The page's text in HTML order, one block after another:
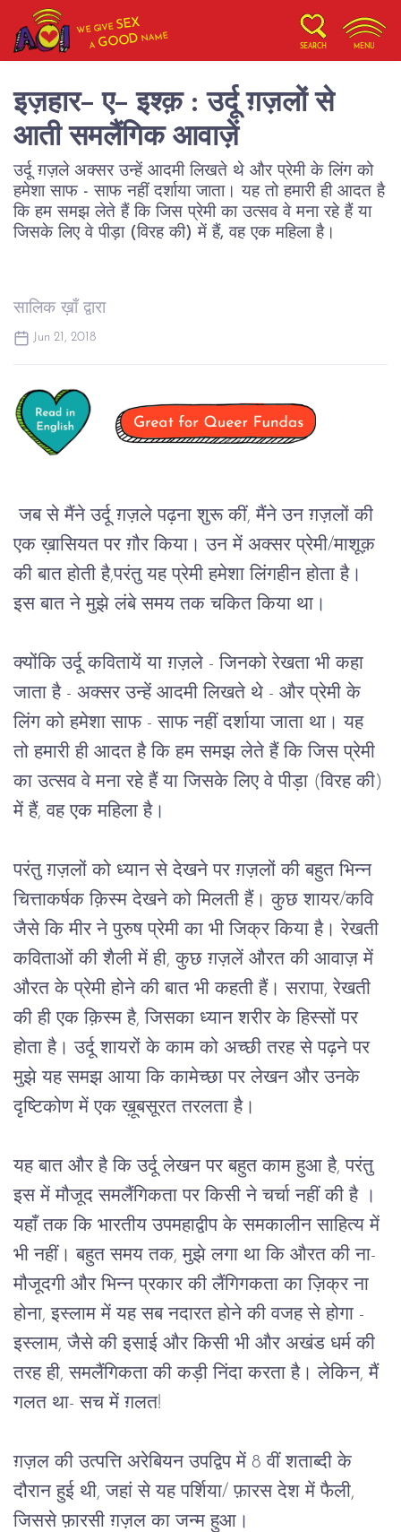
WE GIVESEX
AGOOD NAME
SEARCH MENU
इज़हार- ए- इश्क़ : उर्दू ग़ज़लों से
आती समलैंगिक आवाज़ें
उर्दू ग़ज़ले अक्सर उन्हें आदमी लिखते थे और प्रेमी के लिंग को
हमेशा साफ - साफ नहीं दर्शाया जाता। यह तो हमारी ही आदत है
कि हम समझ लेते हैं कि जिस प्रेमी का उत्सव वे मना रहे हैं या
जिसके लिए वे पीड़ा (विरह की) में हैं, वह एक महिला है।
सालिक ख़ाँ द्वारा
Jun 21, 2018
जब से मैंने उर्दू ग़ज़ले पढ़ना शुरू कीं, मैंने उन ग़ज़लों की
एक ख़ासियत पर ग़ौर किया। उन में अक्सर प्रेमी/माशूक़
की बात होती है,परंतु यह प्रेमी हमेशा लिंगहीन होता है।
इस बात ने मुझे लंबे समय तक चकित किया था।
क्योंकि उर्दू कवितायें या ग़ज़ले - जिनको रेखता भी कहा
जाता है - अक्सर उन्हें आदमी लिखते थे - और प्रेमी के
लिंग को हमेशा साफ - साफ नहीं दर्शाया जाता था। यह
तो हमारी ही आदत है कि हम समझ लेते हैं कि जिस प्रेमी
का उत्सव वे मना रहे हैं या जिसके लिए वे पीड़ा (विरह की)
में हैं, वह एक महिला है।
परंतु ग़ज़लों को ध्यान से देखने पर ग़ज़लों की बहुत भिन्न
चित्ताकर्षक क़िस्म देखने को मिलती हैं। कुछ शायर/कवि
जैसे कि मीर ने पुरुष प्रेमी का भी जिक्र किया है। रेखती
कविताओं की शैली में ही, कुछ ग़ज़लें औरत की आवाज़ में
औरत के प्रेमी होने की बात भी कहती हैं। सरापा, रेखती
की ही एक क़िस्म है, जिसका ध्यान शरीर के हिस्सों पर
होता है। उर्दू शायरों के काम को अच्छी तरह से पढ़ने पर
मुझे यह समझ आया कि कामेच्छा पर लेखन और उनके
दृष्टिकोण में एक ख़ूबसूरत तरलता है।
यह बात और है कि उर्दू लेखन पर बहुत काम हुआ है, परंतु
इस में मौजूद समलैंगिकता पर किसी ने चर्चा नहीं की है ।
यहाँ तक कि भारतीय उपमहाद्वीप के समकालीन साहित्य में
भी नहीं। बहुत समय तक, मुझे लगा था कि औरत की ना-
मौजूदगी और भिन्न प्रकार की लैंगिगकता का ज़िक्र ना
होना, इस्लाम में यह सब नदारत होने की वजह से होगा -
इस्लाम, जैसे की इसाई और किसी भी और अखंड धर्म की
तरह ही, समलैंगिकता की कड़ी निंदा करता है। लेकिन, मैं
गलत था- सच में ग़लत!
ग़ज़ल की उत्पत्ति अरेबियन उपद्विप में 8 वीं शताब्दी के
दौरान हुई थी, जहां से यह पर्शिया/ फ़ारस देश में फैली,
जिससे फ़ारसी ग़ज़ल का जन्म हुआ।